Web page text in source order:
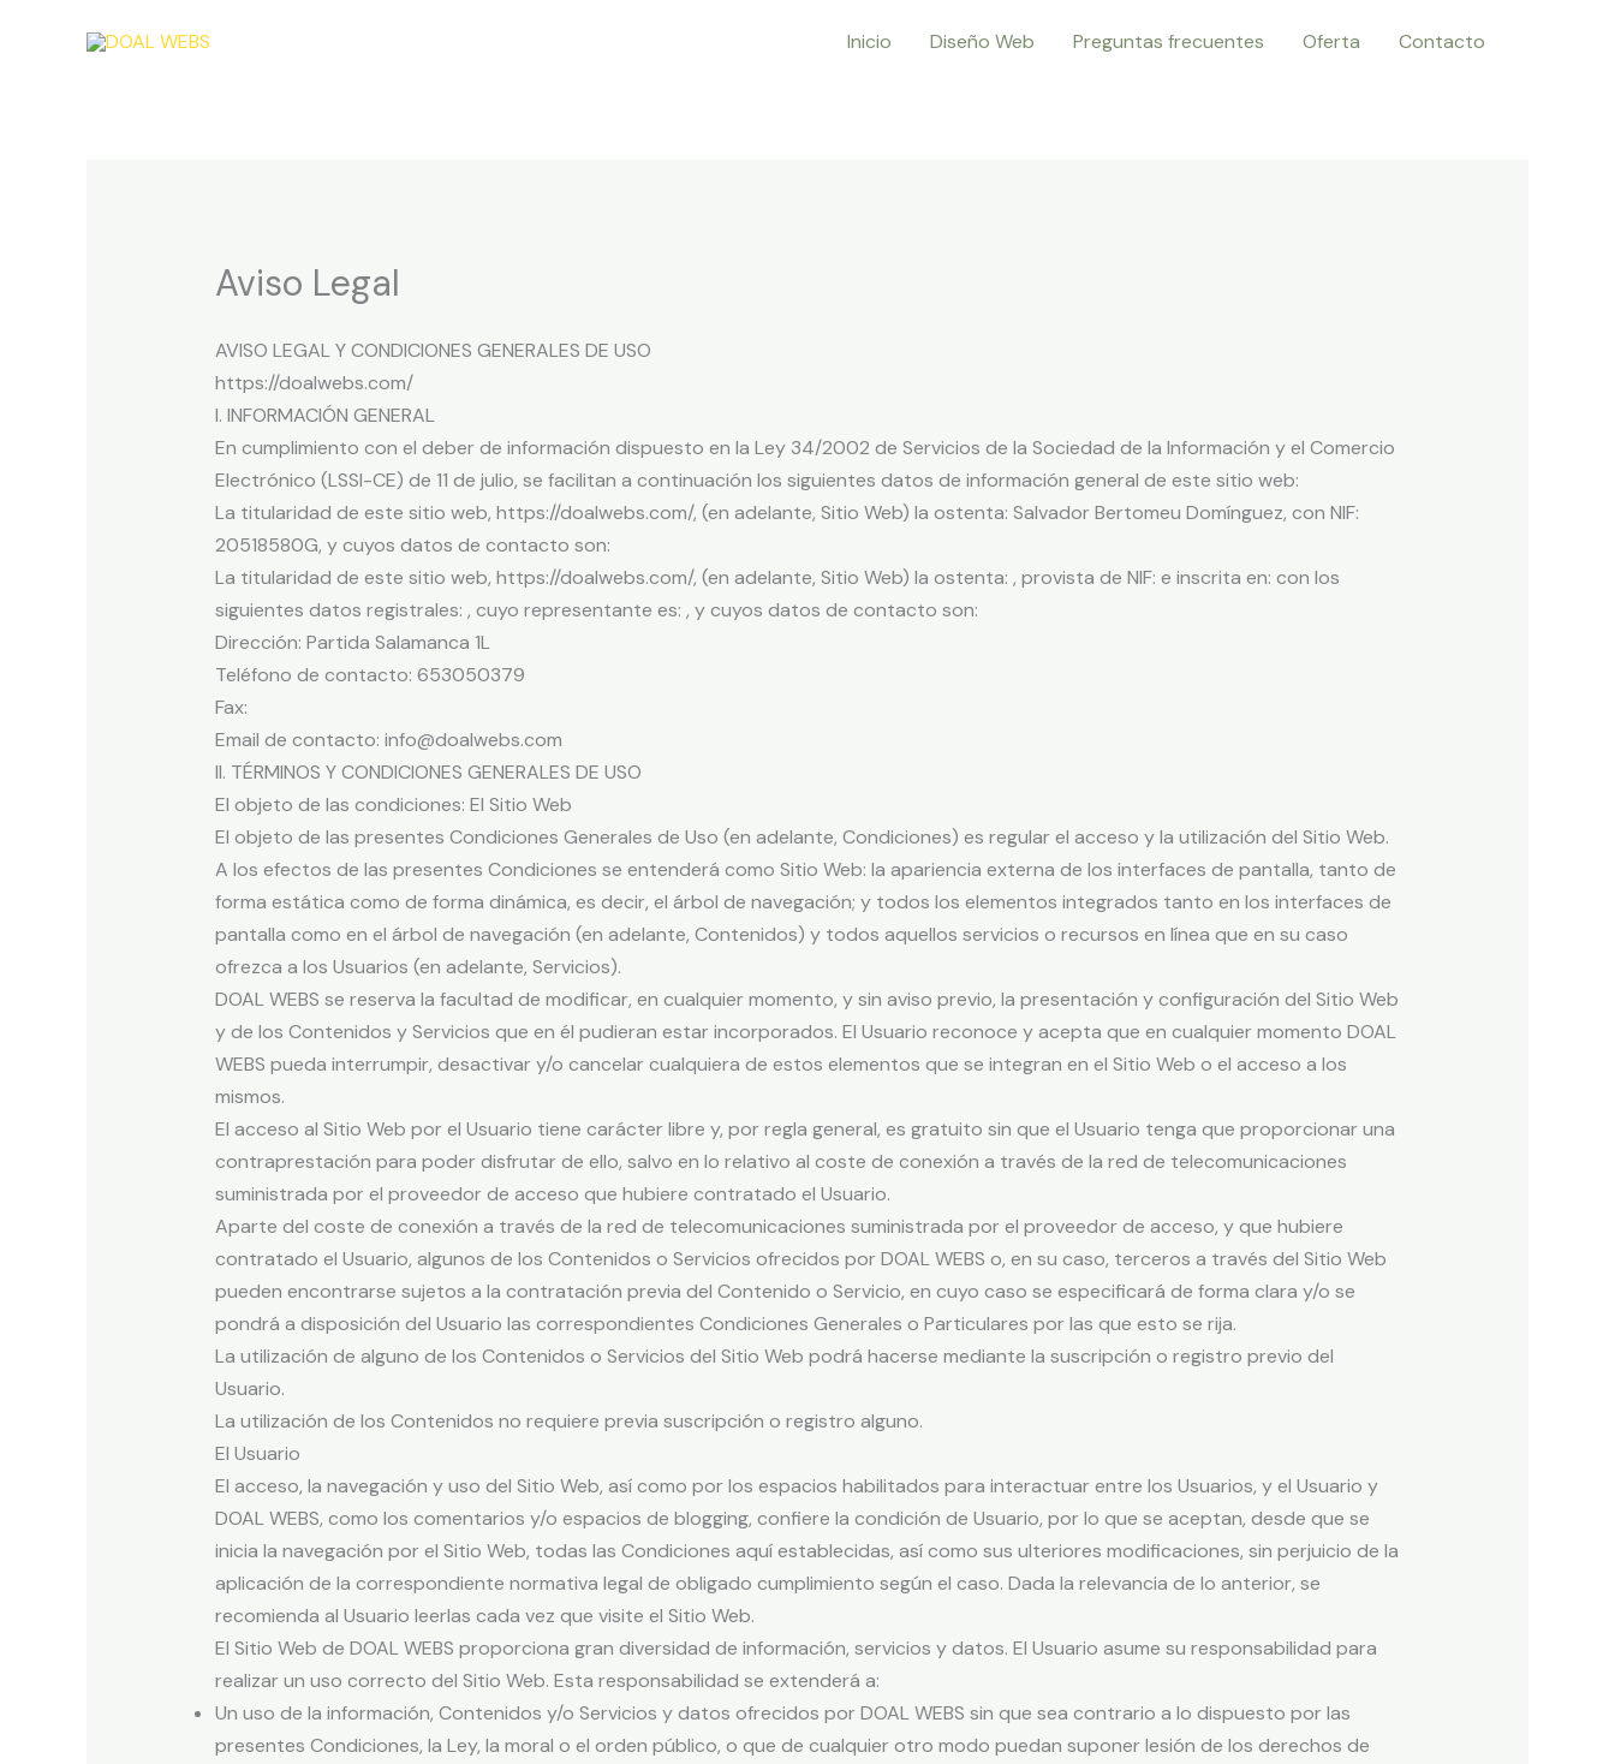
Inicio Diseño Web Preguntas frecuentes Oferta Contacto
Aviso Legal
AVISO LEGAL Y CONDICIONES GENERALES DE USO
https://doalwebs.com/
I. INFORMACIÓN GENERAL
En cumplimiento con el deber de información dispuesto en la Ley 34/2002 de Servicios de la Sociedad de la Información y el Comercio
Electrónico (LSSI-CE) de 11 de julio, se facilitan a continuación los siguientes datos de información general de este sitio web:
La titularidad de este sitio web, https://doalwebs.com/, (en adelante, Sitio Web) la ostenta: Salvador Bertomeu Domínguez, con NIF:
20518580G, y cuyos datos de contacto son:
La titularidad de este sitio web, https://doalwebs.com/, (en adelante, Sitio Web) la ostenta: , provista de NIF: e inscrita en: con los
siguientes datos registrales: , cuyo representante es: , y cuyos datos de contacto son:
Dirección: Partida Salamanca 1L
Teléfono de contacto: 653050379
Fax:
Email de contacto: info@doalwebs.com
II. TÉRMINOS Y CONDICIONES GENERALES DE USO
El objeto de las condiciones: El Sitio Web
El objeto de las presentes Condiciones Generales de Uso (en adelante, Condiciones) es regular el acceso y la utilización del Sitio Web.
A los efectos de las presentes Condiciones se entenderá como Sitio Web: la apariencia externa de los interfaces de pantalla, tanto de
forma estática como de forma dinámica, es decir, el árbol de navegación; y todos los elementos integrados tanto en los interfaces de
pantalla como en el árbol de navegación (en adelante, Contenidos) y todos aquellos servicios o recursos en línea que en su caso
ofrezca a los Usuarios (en adelante, Servicios).
DOAL WEBS se reserva la facultad de modificar, en cualquier momento, y sin aviso previo, la presentación y configuración del Sitio Web
y de los Contenidos y Servicios que en él pudieran estar incorporados. El Usuario reconoce y acepta que en cualquier momento DOAL
WEBS pueda interrumpir, desactivar y/o cancelar cualquiera de estos elementos que se integran en el Sitio Web o el acceso a los
mismos.
El acceso al Sitio Web por el Usuario tiene carácter libre y, por regla general, es gratuito sin que el Usuario tenga que proporcionar una
contraprestación para poder disfrutar de ello, salvo en lo relativo al coste de conexión a través de la red de telecomunicaciones
suministrada por el proveedor de acceso que hubiere contratado el Usuario.
Aparte del coste de conexión a través de la red de telecomunicaciones suministrada por el proveedor de acceso, y que hubiere
contratado el Usuario, algunos de los Contenidos o Servicios ofrecidos por DOAL WEBS o, en su caso, terceros a través del Sitio Web
pueden encontrarse sujetos a la contratación previa del Contenido o Servicio, en cuyo caso se especificará de forma clara y/o se
pondrá a disposición del Usuario las correspondientes Condiciones Generales o Particulares por las que esto se rija.
La utilización de alguno de los Contenidos o Servicios del Sitio Web podrá hacerse mediante la suscripción o registro previo del
Usuario.
La utilización de los Contenidos no requiere previa suscripción o registro alguno.
El Usuario
El acceso, la navegación y uso del Sitio Web, así como por los espacios habilitados para interactuar entre los Usuarios, y el Usuario y
DOAL WEBS, como los comentarios y/o espacios de blogging, confiere la condición de Usuario, por lo que se aceptan, desde que se
inicia la navegación por el Sitio Web, todas las Condiciones aquí establecidas, así como sus ulteriores modificaciones, sin perjuicio de la
aplicación de la correspondiente normativa legal de obligado cumplimiento según el caso. Dada la relevancia de lo anterior, se
recomienda al Usuario leerlas cada vez que visite el Sitio Web.
El Sitio Web de DOAL WEBS proporciona gran diversidad de información, servicios y datos. El Usuario asume su responsabilidad para
realizar un uso correcto del Sitio Web. Esta responsabilidad se extenderá a:
Un uso de la información, Contenidos y/o Servicios y datos ofrecidos por DOAL WEBS sin que sea contrario a lo dispuesto por las
presentes Condiciones, la Ley, la moral o el orden público, o que de cualquier otro modo puedan suponer lesión de los derechos de